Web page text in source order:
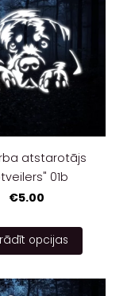
atstarotājs
01b
€5.00
opcijas